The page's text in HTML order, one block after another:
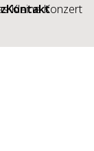
Kleine Konzert
Kontakt